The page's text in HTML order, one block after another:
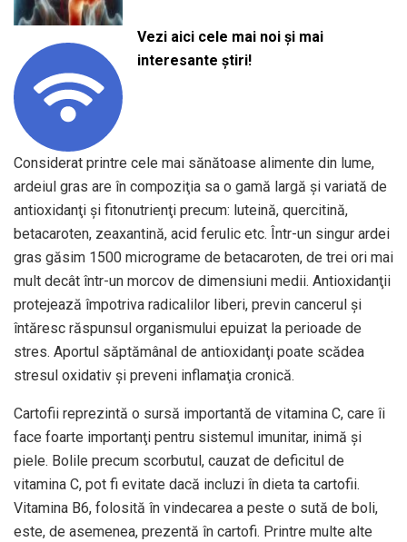
Vezi aici cele mai noi și mai
interesante știri!
Considerat printre cele mai sănătoase alimente din lume,
ardeiul gras are în compoziţia sa o gamă largă şi variată de
antioxidanţi şi fitonutrienţi precum: luteină, quercitină,
betacaroten, zeaxantină, acid ferulic etc. Într-un singur ardei
gras găsim 1500 micrograme de betacaroten, de trei ori mai
mult decât într-un morcov de dimensiuni medii. Antioxidanţii
protejează împotriva radicalilor liberi, previn cancerul şi
întăresc răspunsul organismului epuizat la perioade de
stres. Aportul săptămânal de antioxidanţi poate scădea
stresul oxidativ şi preveni inflamaţia cronică.
Cartofii reprezintă o sursă importantă de vitamina C, care îi
face foarte importanţi pentru sistemul imunitar, inimă şi
piele. Bolile precum scorbutul, cauzat de deficitul de
vitamina C, pot fi evitate dacă incluzi în dieta ta cartofii.
Vitamina B6, folosită în vindecarea a peste o sută de boli,
este, de asemenea, prezentă în cartofi. Printre multe alte